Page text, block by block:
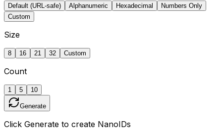
Default (URL-safe) Alphanumeric Hexadecimal
Numbers Only
Custom
Size
8 16 21 32 Custom
Count
1 5 10
Generate
Click Generate to create NanoIDs